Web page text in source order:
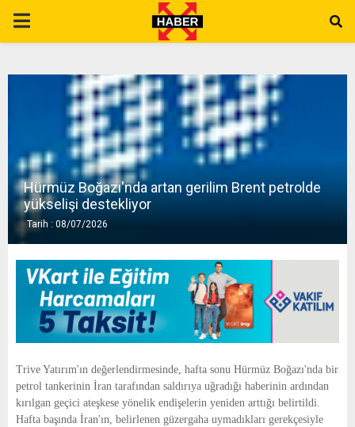
P
M
A
R
E
N
Hürmüz Boğazı'nda artan gerilim Brent petrolde
yükselişi destekliyor
Tarih : 08/07/2026
Trive Yatırım'ın değerlendirmesinde, hafta sonu Hürmüz Boğazı'nda bir
petrol tankerinin İran tarafından saldırıya uğradığı haberinin ardından
kırılgan geçici ateşkese yönelik endişelerin yeniden arttığı belirtildi.
Hafta başında İran'ın, belirlenen güzergaha uymadıkları gerekçesiyle